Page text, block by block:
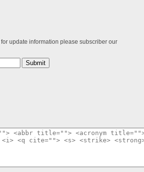
update information please subscriber our
Submit